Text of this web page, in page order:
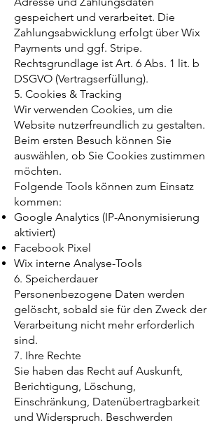
gespeichert und verarbeitet. Die
Zahlungsabwicklung erfolgt über Wix
Payments und ggf. Stripe.
Rechtsgrundlage ist Art. 6 Abs. 1 lit. b
DSGVO (Vertragserfüllung).
5. Cookies & Tracking
Wir verwenden Cookies, um die
Website nutzerfreundlich zu gestalten.
Beim ersten Besuch können Sie
auswählen, ob Sie Cookies zustimmen
möchten.
Folgende Tools können zum Einsatz
kommen:
Google Analytics (IP-Anonymisierung
aktiviert)
Facebook Pixel
Wix interne Analyse-Tools
6. Speicherdauer
Personenbezogene Daten werden
gelöscht, sobald sie für den Zweck der
Verarbeitung nicht mehr erforderlich
sind.
7. Ihre Rechte
Sie haben das Recht auf Auskunft,
Berichtigung, Löschung,
Einschränkung, Datenübertragbarkeit
und Widerspruch. Beschwerden